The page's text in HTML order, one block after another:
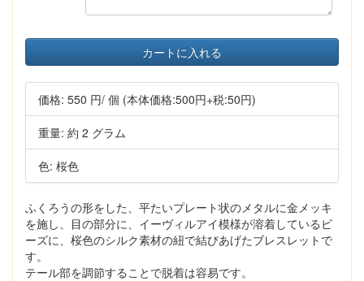
カートに入れる
価格: 550 円/ 個 (本体価格:500円+税:50円)
重量: 約 2 グラム
色: 桜色
ふくろうの形をした、平たいプレート状のメタルに金メッキ
を施し、目の部分に、イーヴィルアイ模様が溶着しているビ
ーズに、桜色のシルク素材の紐で結びあげたブレスレットで
す。
テール部を調節することで脱着は容易です。